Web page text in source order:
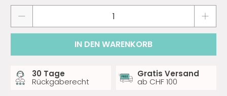
IN DEN WARENKORB
30 Tage
Rückgaberecht
Gratis Versand
ab CHF 100